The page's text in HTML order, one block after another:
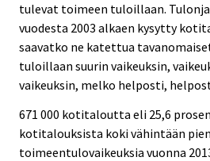
tulevat toimeen tuloillaan.
vuodesta 2003 alkaen kysytty
saavatko ne katettua
tuloillaan suurin vaikeuksin,
vaikeuksin, melko helposti,
671 000 kotitaloutta eli 25,6
kotitalouksista koki vähintään
toimeentulovaikeuksia vuonna